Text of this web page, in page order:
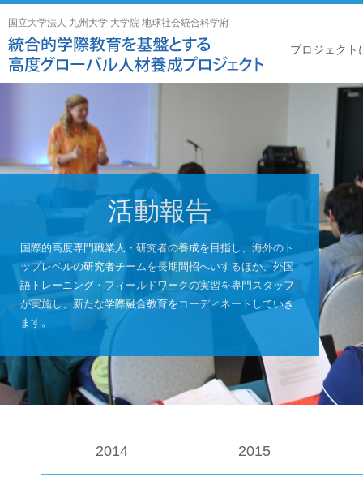
国立大学法人 九州大学 大学院 地球社会統合科学府
プロジェクト
活動報告
国際的高度専門職業人・研究者の養成を目指し、海外のト
ップレベルの研究者チームを長期間招へいするほか、外国
語トレーニング・フィールドワークの実習を専門スタッフ
が実施し、新たな学際融合教育をコーディネートしていき
ます。
2014 2015